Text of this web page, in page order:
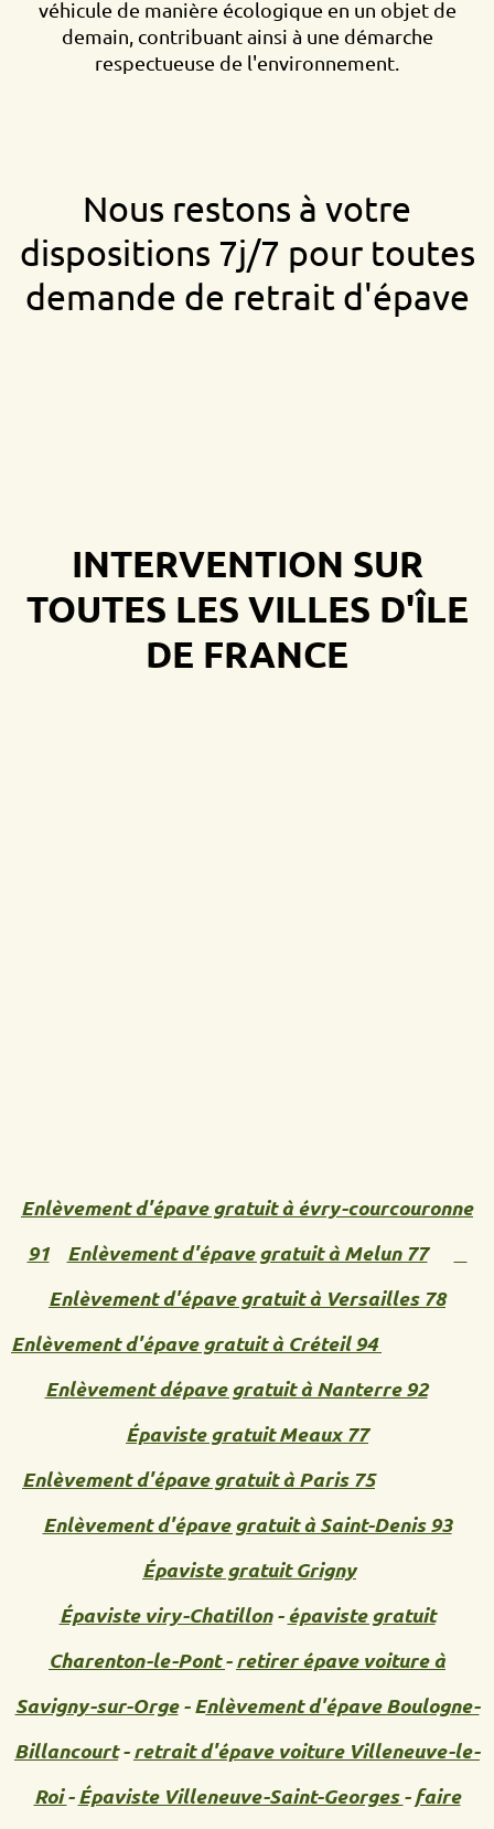
véhicule de manière écologique en un objet de
demain, contribuant ainsi à une démarche
respectueuse de l'environnement.
Nous restons à votre
dispositions 7j/7 pour toutes
demande de retrait d'épave
INTERVENTION SUR
TOUTES LES VILLES D'ÎLE
DE FRANCE
Enlèvement d'épave gratuit à évry-courcouronne
91
Enlèvement d'épave gratuit à Melun 77
Enlèvement d'épave gratuit à Versailles 78
Enlèvement d'épave gratuit à Créteil 94
Enlèvement dépave gratuit à Nanterre 92
Épaviste gratuit Meaux 77
Enlèvement d'épave gratuit à Paris 75
Enlèvement d'épave gratuit à Saint-Denis 93
Épaviste gratuit Grigny
Épaviste viry-Chatillon-épaviste gratuit
Charenton-le-Pont-retirer épave voiture à
Savigny-sur-Orge- Enlèvement d'épave Boulogne-
Billancourt-retrait d'épave voiture Villeneuve-le-
Roi-Épaviste Villeneuve-Saint-Georges-faire